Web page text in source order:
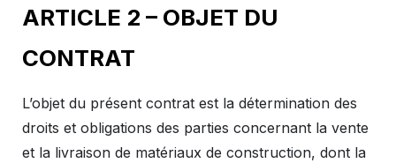
ARTICLE 2 – OBJET DU
CONTRAT
L’objet du présent contrat est la détermination des
droits et obligations des parties concernant la vente
et la livraison de matériaux de construction, dont la